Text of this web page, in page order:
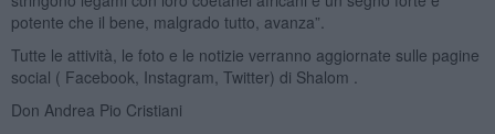
potente che il bene, malgrado tutto, avanza”.
Tutte le attività, le foto e le notizie verranno aggiornate sulle pagine
social ( Facebook, Instagram, Twitter) di Shalom .
Don Andrea Pio Cristiani